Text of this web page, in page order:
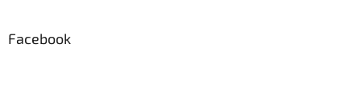
Facebook